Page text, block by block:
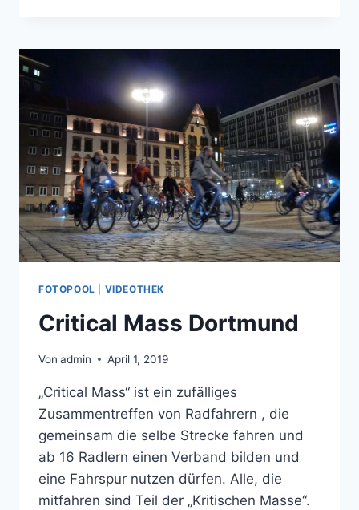
FOTOPOOL VIDEOTHEK
Critical Mass Dortmund
Von admin April 1, 2019
„Critical Mass“ ist ein zufälliges
Zusammentreffen von Radfahrern , die
gemeinsam die selbe Strecke fahren und
ab 16 Radlern einen Verband bilden und
eine Fahrspur nutzen dürfen. Alle, die
mitfahren sind Teil der „Kritischen Masse“.